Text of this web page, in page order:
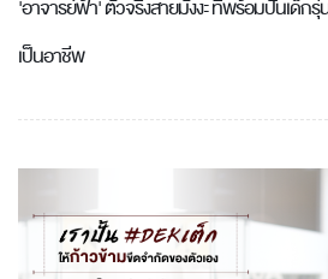
'อาจารย์ฟ้า' ตัวจริงสายมังงะ ที่พร้อมปั้นเด็ก
เป็นอาชีพ